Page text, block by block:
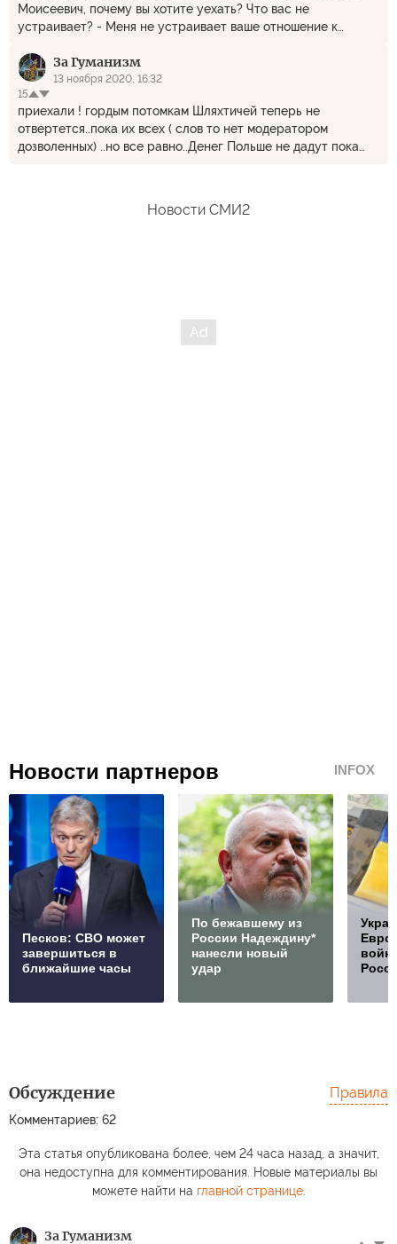
Моисеевич, почему вы хотите уехать? Что вас не
устраивает? - Меня не устраивает ваше отношение к
спокойно? - Послушайте, при Сталине за это
расстреливали, при Брежневе - принудительно лечили,
сейчас это вошло в норму. Так вот, я таки хочу уехать из
этой страны, пока это не стало обязательным! "
За Гуманизм
13 ноября 2020, 16:32
15
приехали ! гордым потомкам Шляхтичей теперь не
отвертется..пока их всех ( слов то нет модератором
дозволенных) ..но все равно..Денег Польше не дадут пока
Новости СМИ2
Новости партнеров INFOX
Песков: СВО может
завершиться в
ближайшие часы
По бежавшему из
России Надеждину*
нанесли новый
удар
Обсуждение
Комментариев: 62
Правила
Эта статья опубликована более, чем 24 часа назад, а значит,
она недоступна для комментирования. Новые материалы вы
можете найти на главной странице.
За Гуманизм